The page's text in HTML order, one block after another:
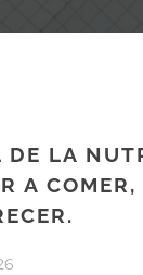
LA
A COMER,